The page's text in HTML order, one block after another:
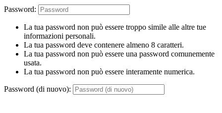
Password:
La tua password non può essere troppo simile alle altre tue
informazioni personali.
La tua password deve contenere almeno 8 caratteri.
La tua password non può essere una password comunemente
usata.
La tua password non può essere interamente numerica.
Password (di nuovo):